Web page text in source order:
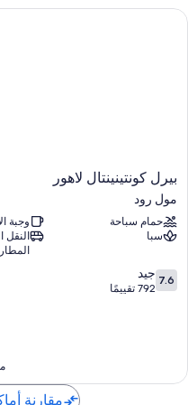
حمام سباحة مكشوف
قائمة الوسائد ومساحات عمل مناسبة
مثل تكييف وأرواب حمام.
تشمل اللوازم المتوفرة في جميع
أكياس شاي/قهوة سريعة التحضير
مراحيض شطف، ومستلزمات
تلفزيونات بشاشة مسطحة 50-بوصة مزودة بقنوات بريميوم
دواليب/خزائن ملابس،
بيرل
كونتينينتال
لاهور
مول
رود
بيرل كونتينينتال لاهور
مول رود
حمام سباحة
وجبة
سبا
النقل
المطار
7.6
من
7.6 جيد
792 تقييمًا
من
بيرل كونتينينتال لاهور
مقارنة